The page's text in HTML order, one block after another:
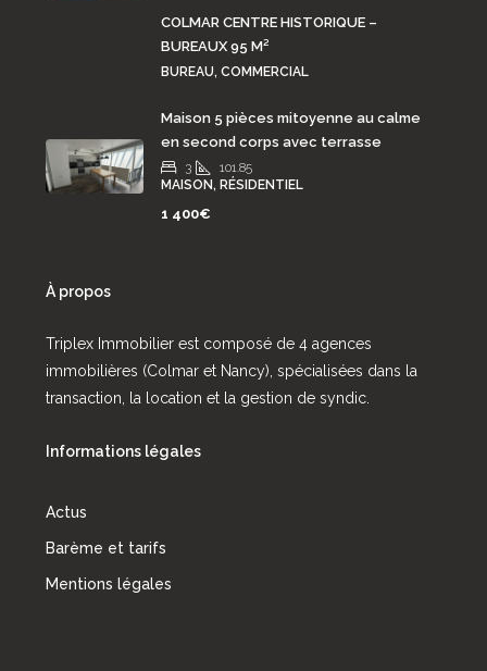
COLMAR CENTRE HISTORIQUE –
BUREAUX 95 M²
BUREAU, COMMERCIAL
Maison 5 pièces mitoyenne au calme
en second corps avec terrasse
3
101.85
MAISON, RÉSIDENTIEL
1 400€
À propos
Triplex Immobilier est composé de 4 agences
immobilières (Colmar et Nancy), spécialisées dans la
transaction, la location et la gestion de syndic.
Informations légales
Actus
Barème et tarifs
Mentions légales